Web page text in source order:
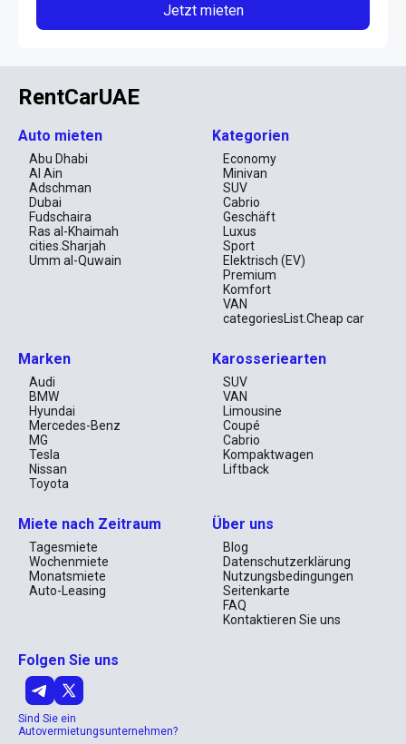
Jetzt mieten
RentCarUAE
Auto mieten
Abu Dhabi
Al Ain
Adschman
Dubai
Fudschaira
Ras al-Khaimah
cities.Sharjah
Umm al-Quwain
Kategorien
Economy
Minivan
SUV
Cabrio
Geschäft
Luxus
Sport
Elektrisch (EV)
Premium
Komfort
VAN
categoriesList.Cheap car
Marken
Audi
BMW
Hyundai
Mercedes-Benz
MG
Tesla
Nissan
Toyota
Karosseriearten
SUV
VAN
Limousine
Coupé
Cabrio
Kompaktwagen
Liftback
Miete nach Zeitraum
Tagesmiete
Wochenmiete
Monatsmiete
Auto-Leasing
Über uns
Blog
Datenschutzerklärung
Nutzungsbedingungen
Seitenkarte
FAQ
Kontaktieren Sie uns
Folgen Sie uns
Sind Sie ein
Autovermietungsunternehmen?